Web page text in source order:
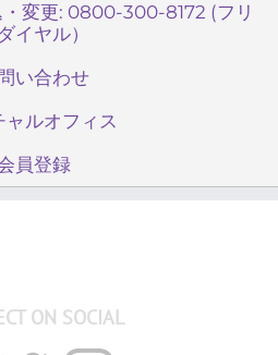
変更: 0800-300-8172 (フリ
イヤル）
い合わせ
ャルオフィス
員登録
ON SOCIAL